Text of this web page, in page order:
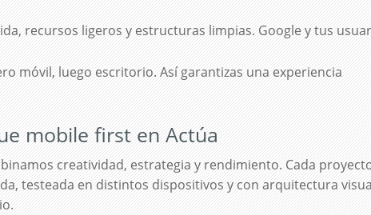
recursos ligeros y estructuras limpias. Google y tus
móvil, luego escritorio. Así garantizas una experiencia
mobile first en Actúa
creatividad, estrategia y rendimiento. Cada
testeada en distintos dispositivos y con arquitectura